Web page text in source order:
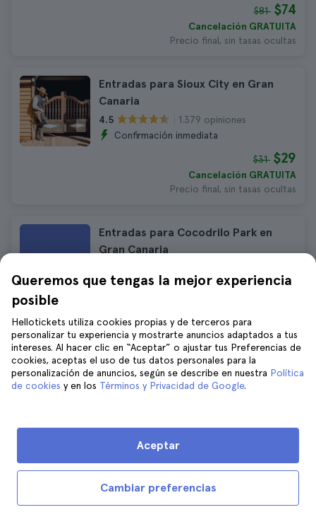
$81 $74
Cancelación GRATUITA
Precio final, sin tasas ocultas
Entradas para Sioux City en Gran
Canaria
4.5
1.379 opiniones
Confirmación inmediata
$31 $29
Cancelación GRATUITA
Precio final, sin tasas ocultas
Entradas para Cocodrilo Park en
Gran Canaria
$16
Excursión al volcán de Gran Canaria
hasta el atardecer
4.5
1.174 opiniones
$148 $135
Queremos que tengas la mejor experiencia
posible
Hellotickets utiliza cookies propias y de terceros para
personalizar tu experiencia y mostrarte anuncios adaptados a tus
intereses. Al hacer clic en “Aceptar” o ajustar tus Preferencias de
cookies, aceptas el uso de tus datos personales para la
personalización de anuncios, según se describe en nuestra Política
de cookies y en los Términos y Privacidad de Google.
Cambiar preferencias
Aceptar